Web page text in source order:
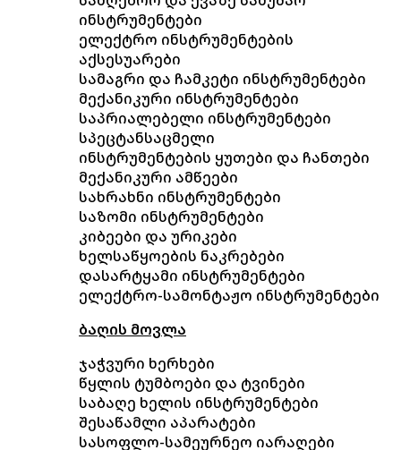
ინსტრუმენტები
ელექტრო ინსტრუმენტების
აქსესუარები
სამაგრი და ჩამკეტი ინსტრუმენტები
მექანიკური ინსტრუმენტები
საპრიალებელი ინსტრუმენტები
სპეცტანსაცმელი
ინსტრუმენტების ყუთები და ჩანთები
მექანიკური ამწეები
სახრახნი ინსტრუმენტები
საზომი ინსტრუმენტები
კიბეები და ურიკები
ხელსაწყოების ნაკრებები
დასარტყამი ინსტრუმენტები
ელექტრო-სამონტაჟო ინსტრუმენტები
ბაღის მოვლა
ჯაჭვური ხერხები
წყლის ტუმბოები და ტვინები
საბაღე ხელის ინსტრუმენტები
შესაწამლი აპარატები
სასოფლო-სამეურნეო იარაღები